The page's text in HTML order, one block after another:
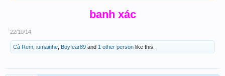
banh xác
22/10/14
Cà Rem iumainhe Boyfear89 and 1 other person like this.